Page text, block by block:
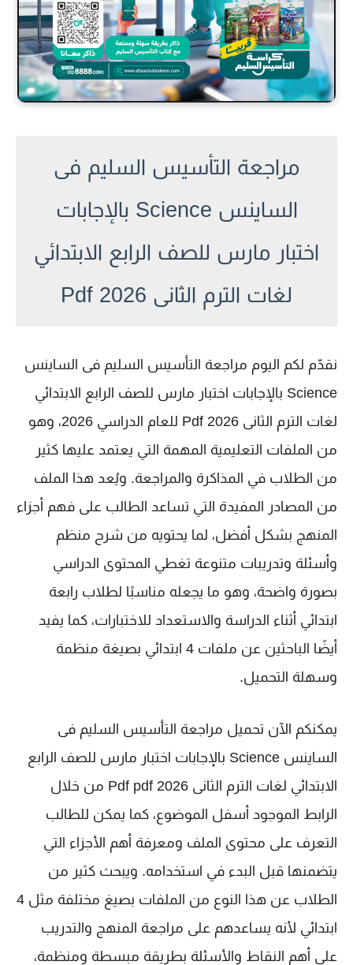
مراجعة التأسيس السليم فى
الساينس Science بالإجابات
اختبار مارس للصف الرابع الابتدائي
لغات الترم الثانى 2026 Pdf
نقدّم لكم اليوم مراجعة التأسيس السليم فى الساينس
Science بالإجابات اختبار مارس للصف الرابع الابتدائي
لغات الترم الثانى 2026 Pdf
للعام الدراسي 2026، وهو
من الملفات التعليمية المهمة التي يعتمد عليها كثير
من الطلاب في المذاكرة والمراجعة. ويُعد هذا الملف
من المصادر المفيدة التي تساعد الطالب على فهم أجزاء
المنهج بشكل أفضل، لما يحتويه من شرح منظم
وأسئلة وتدريبات متنوعة تغطي المحتوى الدراسي
بصورة واضحة، وهو ما يجعله مناسبًا لطلاب رابعة
ابتدائي أثناء الدراسة والاستعداد للاختبارات، كما يفيد
أيضًا الباحثين عن ملفات 4 ابتدائي
بصيغة منظمة
وسهلة التحميل.
يمكنكم الآن تحميل مراجعة التأسيس السليم فى
الساينس Science بالإجابات اختبار مارس للصف الرابع
الابتدائي لغات الترم الثانى 2026 Pdf pdf
من خلال
الرابط الموجود أسفل الموضوع، كما يمكن للطالب
التعرف على محتوى الملف ومعرفة أهم الأجزاء التي
يتضمنها قبل البدء في استخدامه. ويبحث كثير من
الطلاب عن هذا النوع من الملفات بصيغ مختلفة مثل 4
ابتدائي لأنه يساعدهم على مراجعة المنهج والتدريب
على أهم النقاط والأسئلة بطريقة مبسطة ومنظمة،